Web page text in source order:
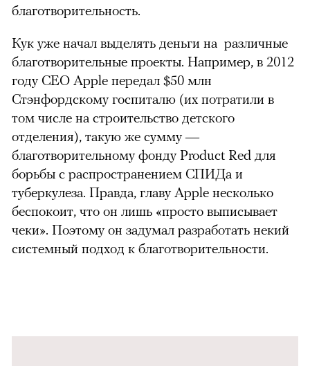
благотворительность.
Кук уже начал выделять деньги на различные
благотворительные проекты. Например, в 2012
году CEO Apple передал $50 млн
Стэнфордскому госпиталю (их потратили в
том числе на строительство детского
отделения), такую же сумму—
благотворительному фонду Product Red для
борьбы с распространением СПИДа и
туберкулеза. Правда, главу Apple несколько
беспокоит, что он лишь «просто выписывает
чеки». Поэтому он задумал разработать некий
системный подход к благотворительности.